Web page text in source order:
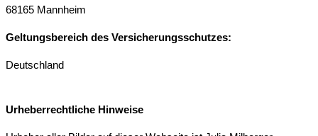
68165 Mannheim
Geltungsbereich des Versicherungsschutzes:
Deutschland
Urheberrechtliche Hinweise